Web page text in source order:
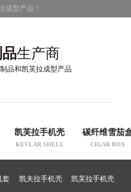
成型产品！
生产商
制品和凯芙拉成型产品
凯芙拉手机壳
KEVLAR SHELL
碳纤维雪茄
CIGAR BOX
套 凯夫拉手机壳 凯芙拉手机壳